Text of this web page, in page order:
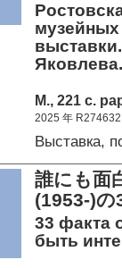
музейных
Яковлева.
М., 221 c.
2025 年 R274632
Выставка,
誰にも面
(1953-)の
33 факта
быть